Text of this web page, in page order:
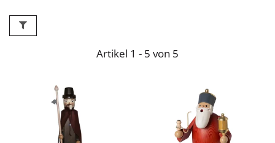
Artikel 1 - 5 von 5